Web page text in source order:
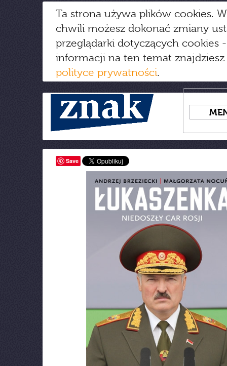
Ta strona używa plików cookies.
chwili możesz dokonać zmiany
przeglądarki dotyczących cookies
informacji na ten temat
polityce prywatności.
Save